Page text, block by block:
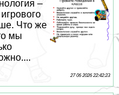
–
Что же
мы
27 06 2026 22:42:23